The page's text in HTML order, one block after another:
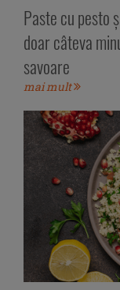
Paste cu pesto
doar câteva
savoare
mai mult